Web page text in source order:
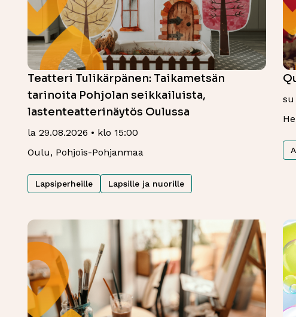
Teatteri Tulikärpänen: Taikametsän
tarinoita Pohjolan seikkailuista,
lastenteatterinäytös Oulussa
la 29.08.2026 • klo 15:00
Oulu, Pohjois-Pohjanmaa
Lapsiperheille Lapsille ja nuorille
su